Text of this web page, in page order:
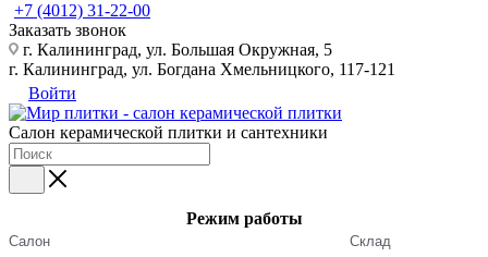
+7 (4012) 31-22-00
Заказать звонок
г. Калининград, ул. Большая Окружная, 5
г. Калининград, ул. Богдана Хмельницкого, 117-121
Войти
Салон керамической плитки и сантехники
Режим работы
Салон Склад